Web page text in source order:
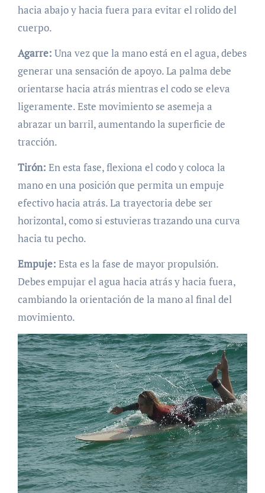
hacia abajo y hacia fuera para evitar el rolido del
cuerpo.
Agarre: Una vez que la mano está en el agua, debes
generar una sensación de apoyo. La palma debe
orientarse hacia atrás mientras el codo se eleva
ligeramente. Este movimiento se asemeja a
abrazar un barril, aumentando la superficie de
tracción.
Tirón: En esta fase, flexiona el codo y coloca la
mano en una posición que permita un empuje
efectivo hacia atrás. La trayectoria debe ser
horizontal, como si estuvieras trazando una curva
hacia tu pecho.
Empuje: Esta es la fase de mayor propulsión.
Debes empujar el agua hacia atrás y hacia fuera,
cambiando la orientación de la mano al final del
movimiento.